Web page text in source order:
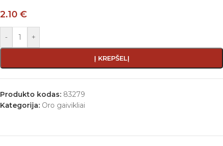
2.10 €
- +
Į KREPŠELĮ
Produkto kodas: 83279
Kategorija: Oro gaivikliai